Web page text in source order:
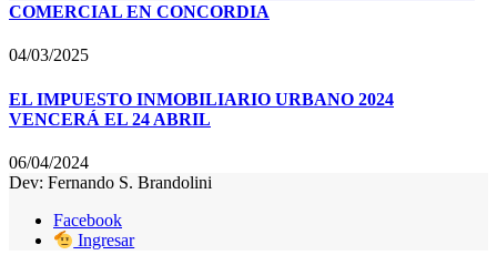
COMERCIAL EN CONCORDIA
04/03/2025
EL IMPUESTO INMOBILIARIO URBANO 2024
VENCERÁ EL 24 ABRIL
06/04/2024
Dev: Fernando S. Brandolini
Facebook
Ingresar